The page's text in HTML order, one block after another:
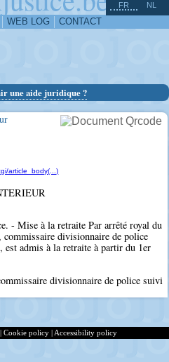
WEB LOG CONTACT
FR NL
une aide juridique ?
article_body(...)
- Mise à la retraite Par arrêté royal du
divisionnaire de police
est admis à la retraite à partir du 1er
divisionnaire de police suivi
^
| Cookie policy | Accessibility policy